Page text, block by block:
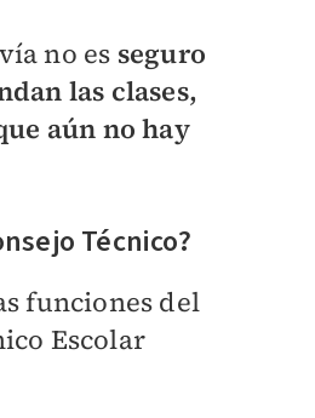
no es seguro
las clases,
aún no hay
Técnico?
funciones del
Escolar